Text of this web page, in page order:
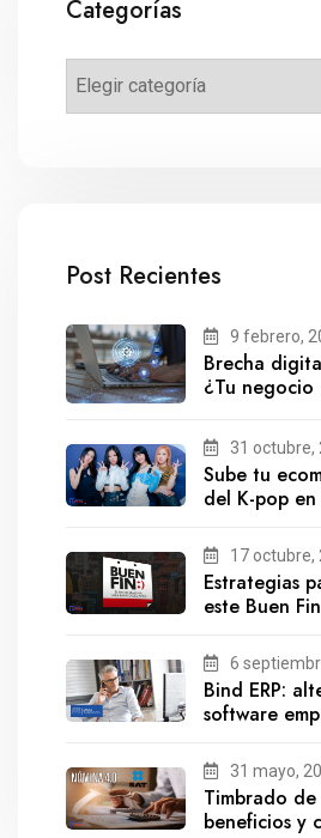
Categorías
Post Recientes
9 febrero,
Brecha
¿Tu negocio
31 octubre,
Sube tu
del K-pop
17 octubre,
Estrategias
este Buen
6
Bind ERP:
software
31 mayo,
Timbrado
beneficios y